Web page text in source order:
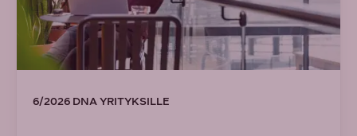
6/2026 DNA YRITYKSILLE